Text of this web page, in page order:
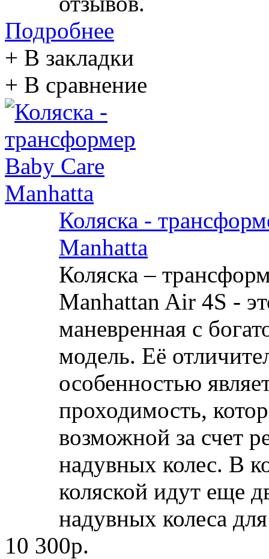
Подробнее
+ В закладки
+ В сравнение
Коляска -
Manhatta
Коляска –
Manhattan Air 4S -
маневренная с
модель. Её
особенностью
проходимость,
возможной за счет
надувных колес. В
коляской идут еще
надувных колеса
10 300р.